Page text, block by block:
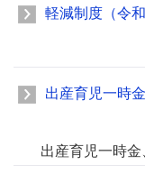
軽減制度（令和
出産育児一時
出産育児一時